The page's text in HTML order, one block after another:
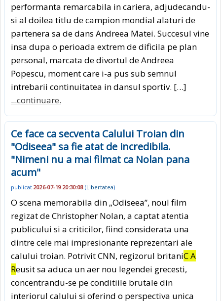
performanta remarcabila in cariera, adjudecandu-
si al doilea titlu de campion mondial alaturi de
partenera sa de dans Andreea Matei. Succesul vine
insa dupa o perioada extrem de dificila pe plan
personal, marcata de divortul de Andreea
Popescu, moment care i-a pus sub semnul
intrebarii continuitatea in dansul sportiv. […]
...continuare.
Ce face ca secventa Calului Troian din
"Odiseea" sa fie atat de incredibila.
"Nimeni nu a mai filmat ca Nolan pana
acum"
publicat 2026-07-19 20:30:08 (Libertatea)
O scena memorabila din „Odiseea”, noul film
regizat de Christopher Nolan, a captat atentia
publicului si a criticilor, fiind considerata una
dintre cele mai impresionante reprezentari ale
calului troian. Potrivit CNN, regizorul britaniC A
Reusit sa aduca un aer nou legendei grecesti,
concentrandu-se pe conditiile brutale din
interiorul calului si oferind o perspectiva unica